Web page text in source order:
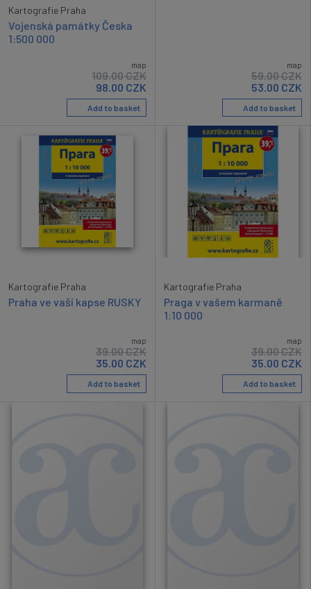
Kartografie Praha
Vojenská památky Česka
1:500 000
map
109.00CZK
98.00 CZK
Add to basket
map
59.00CZK
53.00 CZK
Add to basket
Kartografie Praha
Praha ve vaší kapse RUSKY
map
39.00CZK
35.00 CZK
Add to basket
Kartografie Praha
Praga v vašem karmaně
1:10 000
map
39.00CZK
35.00 CZK
Add to basket